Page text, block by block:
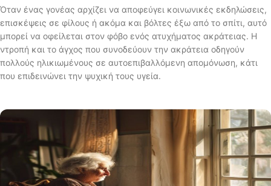
Όταν ένας γονέας αρχίζει να αποφεύγει κοινωνικές εκδηλώσεις,
επισκέψεις σε φίλους ή ακόμα και βόλτες έξω από το σπίτι, αυτό
μπορεί να οφείλεται στον φόβο ενός ατυχήματος ακράτειας. Η
ντροπή και το άγχος που συνοδεύουν την ακράτεια οδηγούν
πολλούς ηλικιωμένους σε αυτοεπιβαλλόμενη απομόνωση, κάτι
που επιδεινώνει την ψυχική τους υγεία.